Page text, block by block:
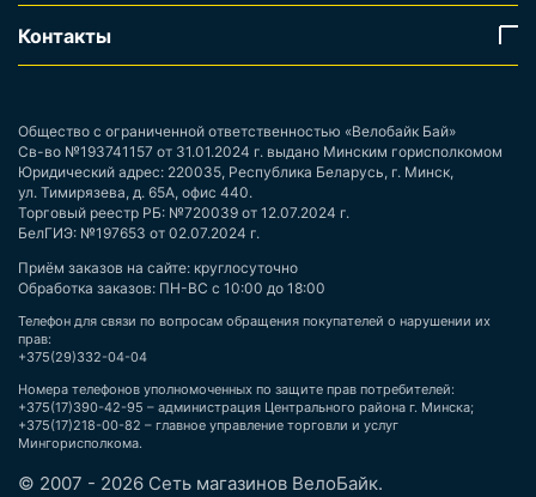
Контакты
Общество с ограниченной ответственностью «Велобайк Бай»
Св-во №193741157 от 31.01.2024 г. выдано Минским горисполкомом
Юридический адрес: 220035, Республика Беларусь, г. Минск,
ул. Тимирязева, д. 65А, офис 440.
Торговый реестр РБ: №720039 от 12.07.2024 г.
БелГИЭ: №197653 от 02.07.2024 г.
Приём заказов на сайте: круглосуточно
Обработка заказов: ПН-ВС с 10:00 до 18:00
Телефон для связи по вопросам обращения покупателей о нарушении их
прав:
+375(29)332-04-04
Номера телефонов уполномоченных по защите прав потребителей:
+375(17)390-42-95 – администрация Центрального района г. Минска;
+375(17)218-00-82 – главное управление торговли и услуг
Мингорисполкома.
© 2007 - 2026 Сеть магазинов ВелоБайк.